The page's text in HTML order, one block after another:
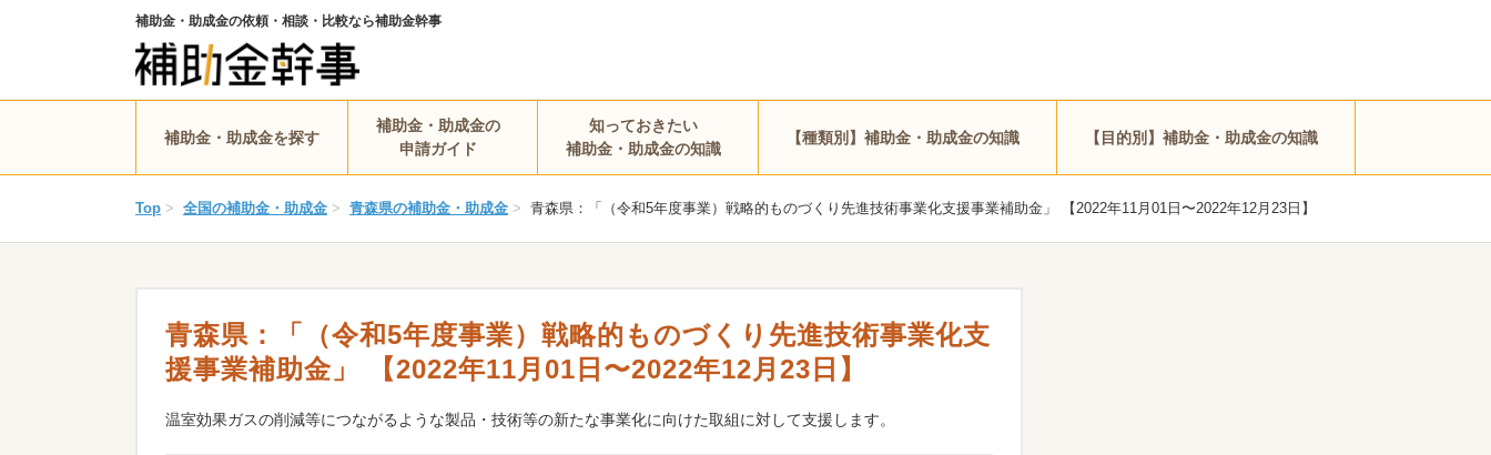
補助金・助成金の依頼・相談・比較なら補助金幹事
補助金・助成金を探す
補助金・助成金の
申請ガイド
知っておきたい
補助金・助成金の知識
【種類別】補助金・助成金の知識 【目的別】補助金・助成金の知識
Top > 全国の補助金・助成金 > 青森県の補助金・助成金 > 青森県：「（令和5年度事業）戦略的ものづくり先進技術事業化支援事業補助金」 【2022年11月01日〜2022年12月23日】
青森県：「（令和5年度事業）戦略的ものづくり先進技術事業化支
援事業補助金」 【2022年11月01日〜2022年12月23日】
温室効果ガスの削減等につながるような製品・技術等の新たな事業化に向けた取組に対して支援します。